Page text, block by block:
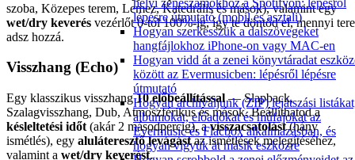
helyi zeneszámokhoz a Spotifyon: lépésről
lépésre útmutató (mobil és asztali)
Hogyan szerkesszük a dalszövegeket
hangfájlokhoz iPhone-on vagy MAC-en
Hogyan vidd át a zenei könyvtáradat
között az Evermusicben: lépésről lépésre
útmutató
Hogyan archiváljunk (ZIP) lejátszási
albumokat, előadókat és műfajokat az
Evermusic és Flacbox alkalmazásban, és
hogyan vigyük át másik eszközre
szoba, Közepes terem, Lemez, Katedrális és mások), valamint egy
wet/dry keverés vezérlőt 0-tól 100%-ig, így te döntöd el, mennyi
adsz hozzá.
Visszhang (Echo)
Egy klasszikus visszhang10 előbeállítással— Slapback,
Szalagvisszhang, Dub, Atmoszférikus és mások. Beállíthatod a
késleltetési időt (akár 2 másodpercig), avisszacsatolást(hány
ismétlés), egy aluláteresztő levágástaz ismétlések melegítéséhez,
valamint a wet/dry keverést.